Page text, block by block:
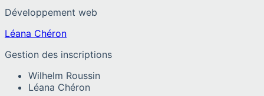
Développement web
Léana Chéron
Gestion des inscriptions
Wilhelm Roussin
Léana Chéron